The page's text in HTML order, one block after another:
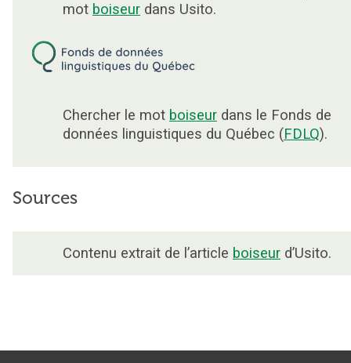
mot boiseur dans Usito.
Chercher le mot boiseur dans le Fonds de
données linguistiques du Québec (FDLQ).
Sources
Contenu extrait de l’article boiseur d’Usito.